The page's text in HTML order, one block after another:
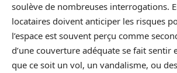
soulève de nombreuses interrogations.
locataires doivent anticiper les risques
l’espace est souvent perçu comme
d’une couverture adéquate se fait sentir
que ce soit un vol, un vandalisme, ou